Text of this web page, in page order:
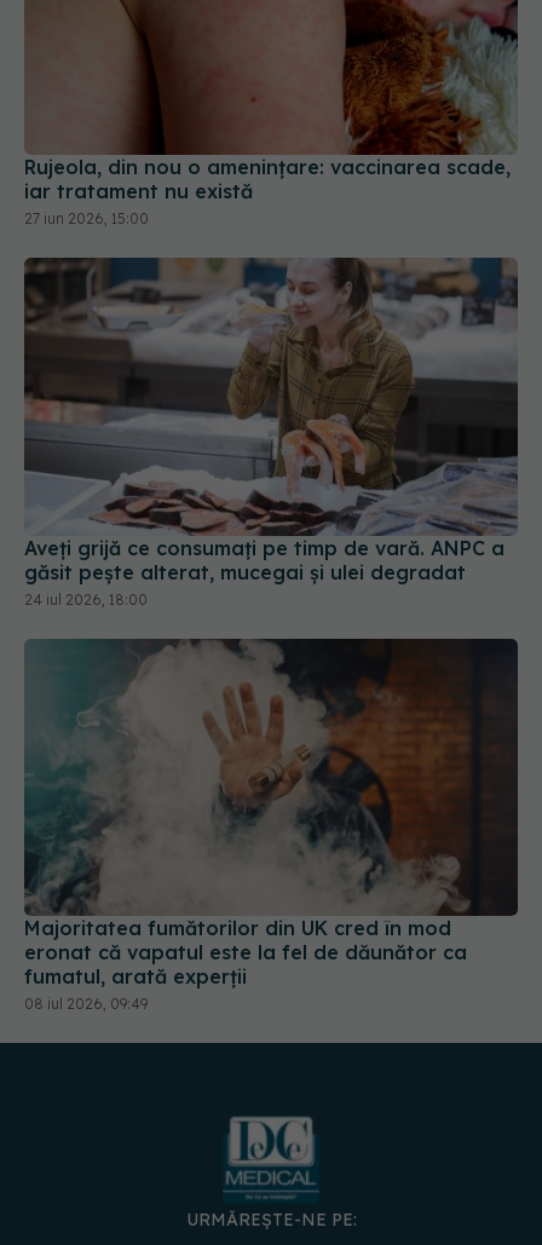
Rujeola, din nou o amenințare: vaccinarea scade,
iar tratament nu există
27 iun 2026, 15:00
Aveți grijă ce consumați pe timp de vară. ANPC a
găsit pește alterat, mucegai și ulei degradat
24 iul 2026, 18:00
Majoritatea fumătorilor din UK cred în mod
eronat că vapatul este la fel de dăunător ca
fumatul, arată experții
08 iul 2026, 09:49
URMĂREȘTE-NE PE: